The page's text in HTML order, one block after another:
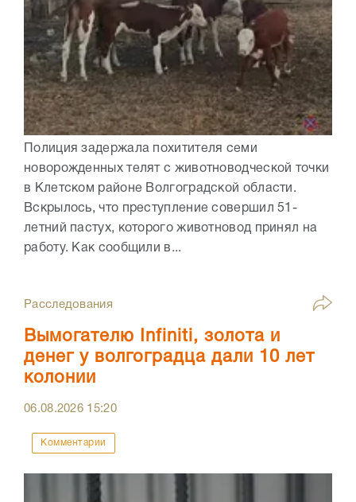
Полиция задержала похитителя семи
новорожденных телят с животноводческой точки
в Клетском районе Волгоградской области.
Вскрылось, что преступление совершил 51-
летний пастух, которого животновод принял на
работу. Как сообщили в...
Расследования
Вымогателю Infiniti, золота и
денег у волгоградца дали 10 лет
колонии
06.08.2026 15:20
Комментарии